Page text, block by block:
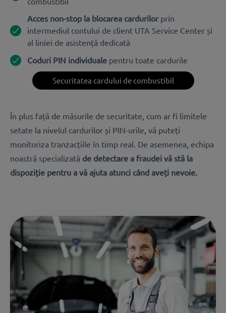
Acces non-stop la blocarea cardurilor prin
intermediul contului de client UTA Service Center și
al liniei de asistență dedicată
Coduri PIN individuale pentru toate cardurile
Securitatea cardului de combustibil
În plus față de măsurile de securitate, cum ar fi limitele
setate la nivelul cardurilor și PIN-urile, vă puteți
monitoriza tranzacțiile în timp real. De asemenea, echipa
noastră specializată de detectare a fraudei vă stă la
dispoziție pentru a vă ajuta atunci când aveți nevoie.